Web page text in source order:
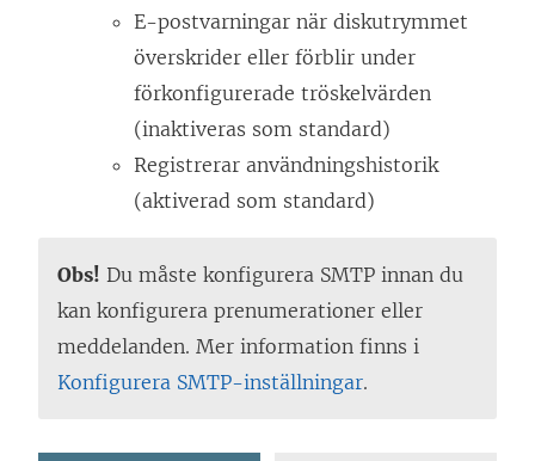
E-postvarningar när diskutrymmet
överskrider eller förblir under
förkonfigurerade tröskelvärden
(inaktiveras som standard)
Registrerar användningshistorik
(aktiverad som standard)
Obs! Du måste konfigurera SMTP innan du
kan konfigurera prenumerationer eller
meddelanden. Mer information finns i
Konfigurera SMTP-inställningar.